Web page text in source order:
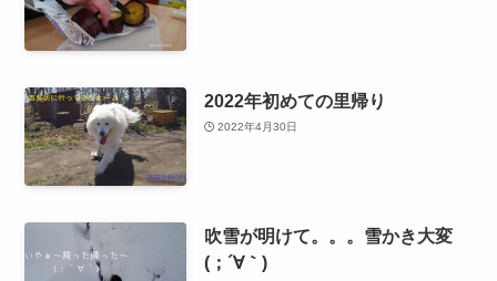
2022年初めての里帰り
2022年4月30日
吹雪が明けて。。。雪かき大変
(；´∀｀)